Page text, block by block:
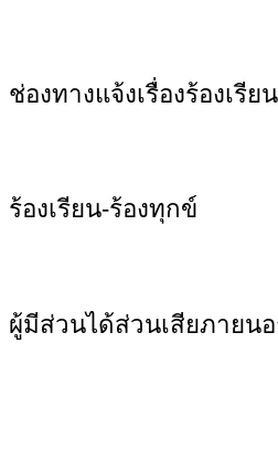
ช่องทางแจ้งเรื่องร้องเรี
ร้องเรียน-ร้องทุกข์
ผู้มีส่วนได้ส่วนเสียภายน